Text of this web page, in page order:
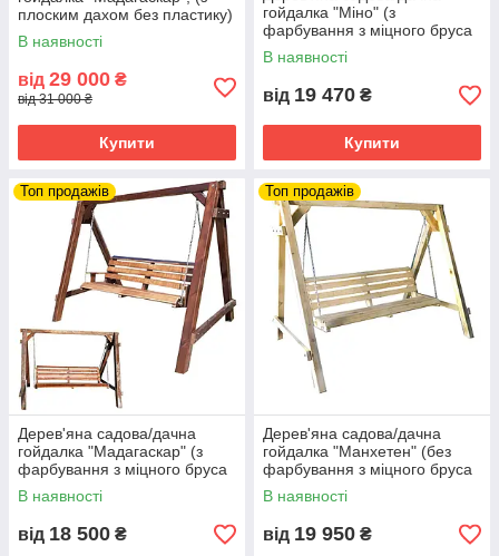
плоским дахом без пластику)
В наявності
від 29 000 ₴
від 31 000 ₴
Купити
гойдалка "Міно" (з
фарбування з міцного бруса
100 на 100 мм)
В наявності
від 19 470 ₴
Купити
Топ продажів
Дерев'яна садова/дачна
гойдалка "Мадагаскар" (з
фарбування з міцного бруса
100 на 100 мм)
В наявності
від 18 500 ₴
Топ продажів
Дерев'яна садова/дачна
гойдалка "Манхетен" (без
фарбування з міцного бруса
100 на 100 мм)
В наявності
від 19 950 ₴